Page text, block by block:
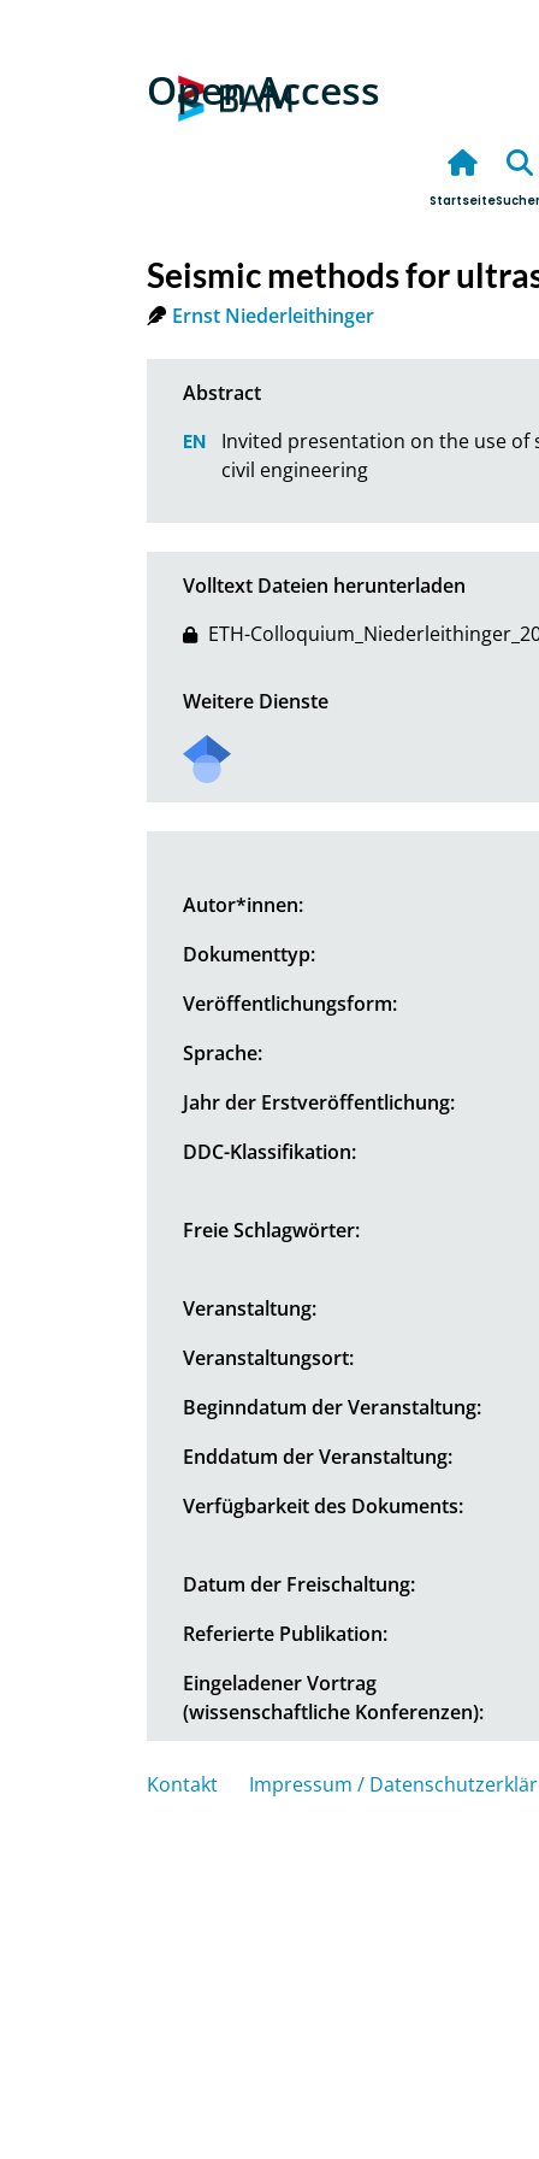
Open Access
Startseite
Seismic methods for
Ernst Niederleithinger
Invited presentation on the use
civil engineering
Volltext Dateien herunterladen
ETH-
Weitere Dienste
Autor*innen:
Dokumenttyp:
Veröffentlichungsform:
Sprache:
Jahr der Erstveröffentlichung:
DDC-Klassifikation:
Freie Schlagwörter:
Veranstaltung:
Veranstaltungsort:
Beginndatum der Veranstaltung:
Enddatum der Veranstaltung:
Verfügbarkeit des Dokuments:
Datum der Freischaltung:
Referierte Publikation:
Eingeladener Vortrag
(wissenschaftliche Konferenzen):
Kontakt Impressum /